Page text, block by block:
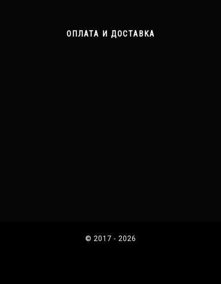
ОПЛАТА И ДОСТАВКА
© 2017 - 2026